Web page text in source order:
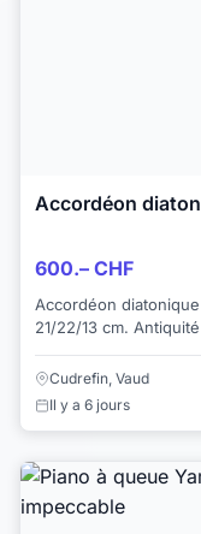
600.– CHF
Accordéon diatonique
21/22/13 cm. Antiquité
Cudrefin, Vaud
Il y a 6 jours